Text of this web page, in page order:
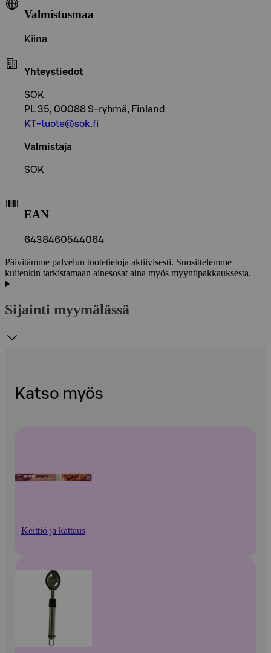
Valmistusmaa
Kiina
Yhteystiedot
SOK
PL 35, 00088 S-ryhmä, Finland
KT-tuote@sok.fi
Valmistaja
SOK
EAN
6438460544064
Päivitämme palvelun tuotetietoja aktiivisesti. Suosittelemme
kuitenkin tarkistamaan ainesosat aina myös myyntipakkauksesta.
Sijainti myymälässä
Katso myös
Keittiö ja kattaus